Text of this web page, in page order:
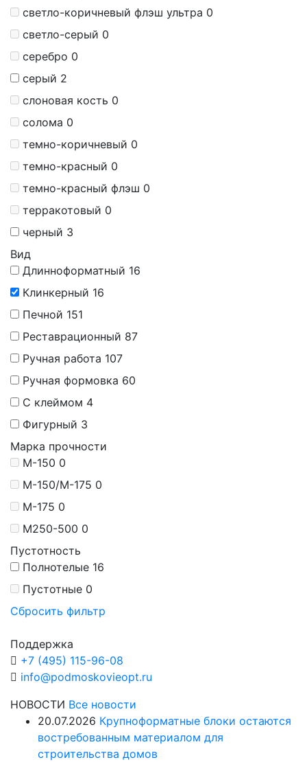
светло-коричневый флэш ультра 0
светло-серый 0
серебро 0
серый 2
слоновая кость 0
солома 0
темно-коричневый 0
темно-красный 0
темно-красный флэш 0
терракотовый 0
черный 3
Вид
Длинноформатный 16
Клинкерный 16
Печной 151
Реставрационный 87
Ручная работа 107
Ручная формовка 60
С клеймом 4
Фигурный 3
Марка прочности
М-150 0
М-150/M-175 0
М-175 0
М250-500 0
Пустотность
Полнотелые 16
Пустотные 0
Сбросить фильтр
Поддержка
+7 (495) 115-96-08
info@podmoskovieopt.ru
НОВОСТИ Все новости
20.07.2026 Крупноформатные блоки остаются
востребованным материалом для
строительства домов